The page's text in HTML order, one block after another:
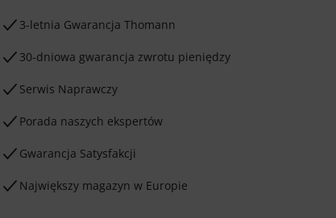
3-letnia Gwarancja Thomann
30-dniowa gwarancja zwrotu pieniędzy
Serwis Naprawczy
Porada naszych ekspertów
Gwarancja Satysfakcji
Największy magazyn w Europie